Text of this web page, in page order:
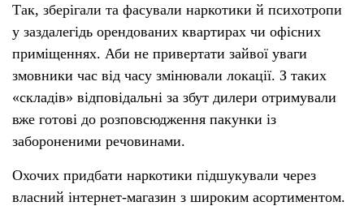
Так, зберігали та фасували наркотики й психотропи
у заздалегідь орендованих квартирах чи офісних
приміщеннях. Аби не привертати зайвої уваги
змовники час від часу змінювали локації. З таких
«складів» відповідальні за збут дилери отримували
вже готові до розповсюдження пакунки із
забороненими речовинами.
Охочих придбати наркотики підшукували через
власний інтернет-магазин з широким асортиментом.